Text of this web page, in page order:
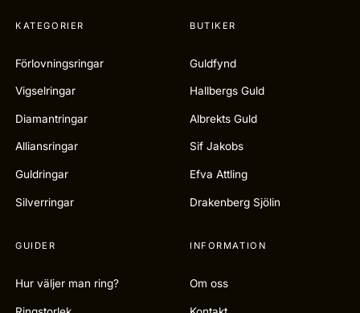
KATEGORIER
Förlovningsringar
Vigselringar
Diamantringar
Alliansringar
Guldringar
Silverringar
BUTIKER
Guldfynd
Hallbergs Guld
Albrekts Guld
Sif Jakobs
Efva Attling
Drakenberg Sjölin
GUIDER
Hur väljer man ring?
INFORMATION
Om oss